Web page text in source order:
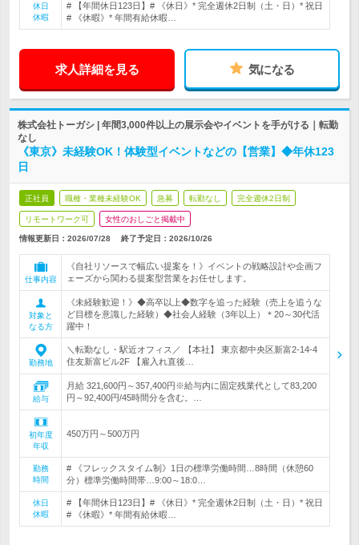
休日
休暇
# 【年間休日123日】# 《休日》* 完全週休2日制（土・日）* 祝日
# 《休暇》* 年間有給休暇…
求人詳細を見る 気になる
株式会社トーガシ | 年間3,000件以上の展示会やイベントを手がける｜転勤
なし
《東京》未経験OK！体験型イベントなどの【営業】◆年休123
日
正社員 職種・業種未経験OK 急募 転勤なし 完全週休2日制
リモートワーク可 女性のおしごと掲載中
情報更新日：2026/07/28 終了予定日： 2026/10/26
仕事内容
《自社リソースで幅広い提案を！》イベントの戦略設計や企画フ
ェーズから関わる提案型営業をお任せします。
対象と
なる方
《未経験歓迎！》◆高卒以上◆数字を追った経験（売上を追うな
ど目標を意識した経験）◆社会人経験（3年以上）＊20～30代活
躍中！
勤務地
＼転勤なし・駅近オフィス／ 【本社】 東京都中央区新富2-14-4
住友新富ビル2F 【雇入れ直後…
給与
月給 321,600円～357,400円※給与内に固定残業代として83,200
円～92,400円/45時間分を含む。…
初年度
年収
450万円～500万円
勤務
時間
# 《フレックスタイム制》1日の標準労働時間…8時間（休憩60
分）標準労働時間帯…9:00～18:0…
休日
休暇
# 【年間休日123日】# 《休日》* 完全週休2日制（土・日）* 祝日
# 《休暇》* 年間有給休暇…